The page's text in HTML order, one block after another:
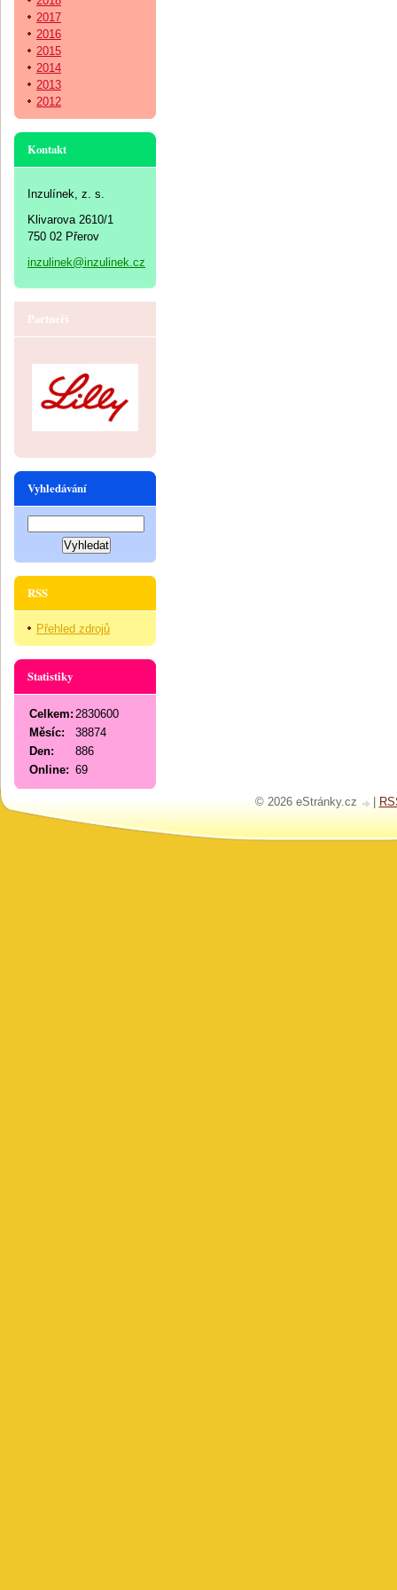
2017
2016
2015
2014
2013
2012
Kontakt
Inzulínek, z. s.
Klivarova 2610/1
750 02 Přerov
inzulinek@inzulinek.cz
Partneři
Vyhledávání
RSS
Přehled zdrojů
Statistiky
Online: 69
Celkem: 2830600
Měsíc:
38874
Den:
886
© 2026 eStránky.cz